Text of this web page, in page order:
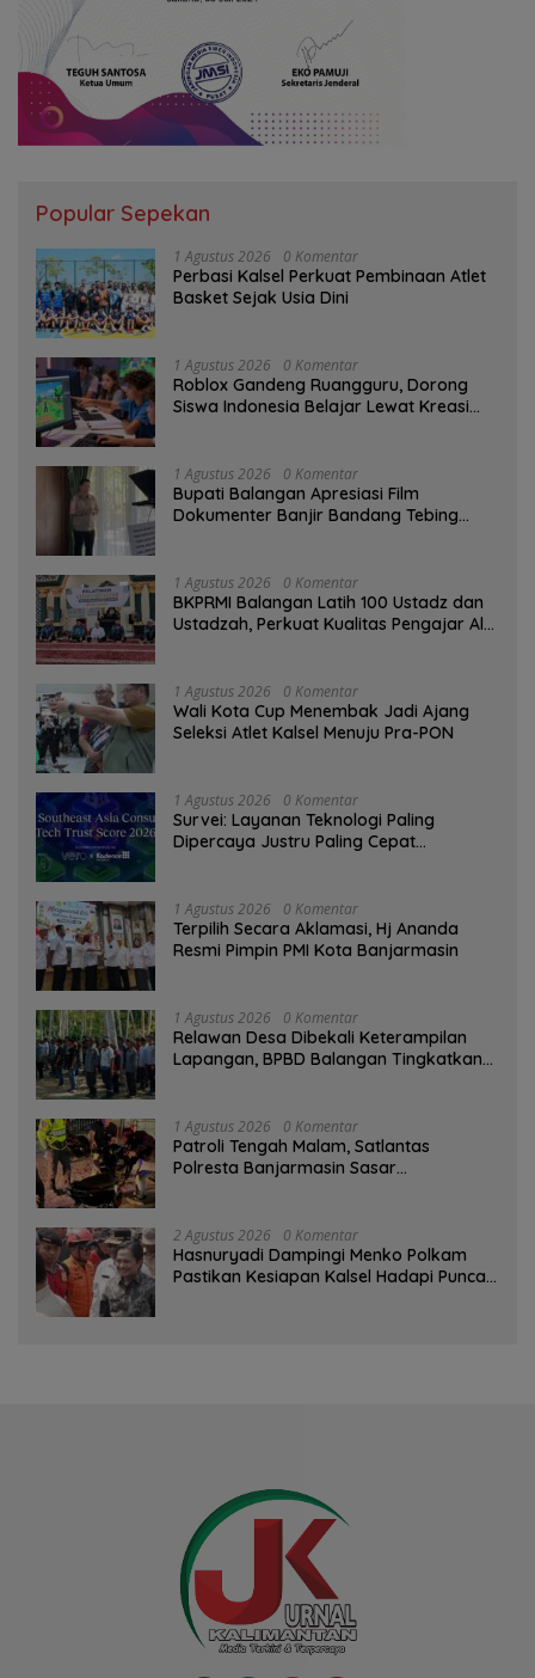
Popular Sepekan
1 Agustus 2026 0 Komentar
Perbasi Kalsel Perkuat Pembinaan Atlet
Basket Sejak Usia Dini
1 Agustus 2026 0 Komentar
Roblox Gandeng Ruangguru, Dorong
Siswa Indonesia Belajar Lewat Kreasi
1 Agustus 2026 0 Komentar
Bupati Balangan Apresiasi Film
Dokumenter Banjir Bandang Tebing
1 Agustus 2026 0 Komentar
BKPRMI Balangan Latih 100 Ustadz dan
Ustadzah, Perkuat Kualitas Pengajar Al-
1 Agustus 2026 0 Komentar
Wali Kota Cup Menembak Jadi Ajang
Seleksi Atlet Kalsel Menuju Pra-PON
1 Agustus 2026 0 Komentar
Survei: Layanan Teknologi Paling
Dipercaya Justru Paling Cepat
1 Agustus 2026 0 Komentar
‎Terpilih Secara Aklamasi, Hj Ananda
Resmi Pimpin PMI Kota Banjarmasin
1 Agustus 2026 0 Komentar
Relawan Desa Dibekali Keterampilan
Lapangan, BPBD Balangan Tingkatkan
1 Agustus 2026 0 Komentar
Patroli Tengah Malam, Satlantas
Polresta Banjarmasin Sasar
2 Agustus 2026 0 Komentar
Hasnuryadi Dampingi Menko Polkam
Pastikan Kesiapan Kalsel Hadapi Puncak